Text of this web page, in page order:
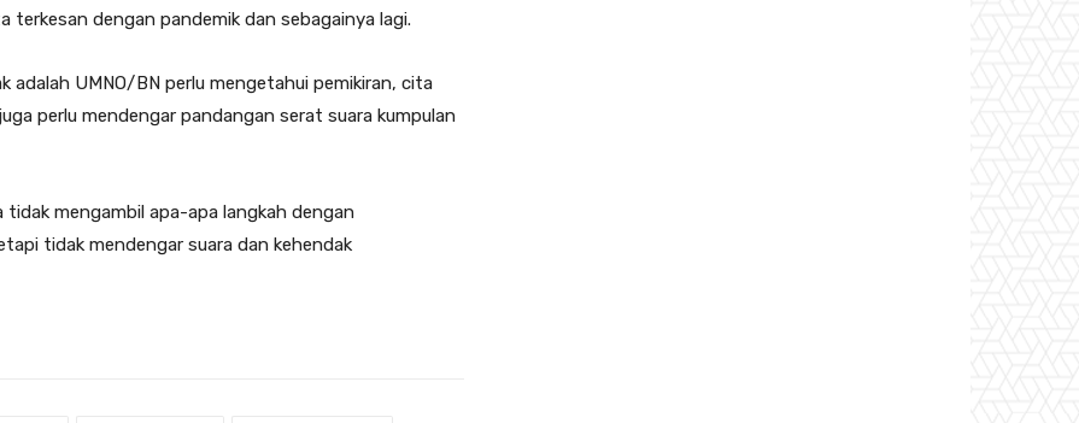
dengan pandemik dan sebagainya lagi.
adalah UMNO/BN perlu mengetahui pemikiran, cita
perlu mendengar pandangan serat suara kumpulan
mengambil apa-apa langkah dengan
tidak mendengar suara dan kehendak